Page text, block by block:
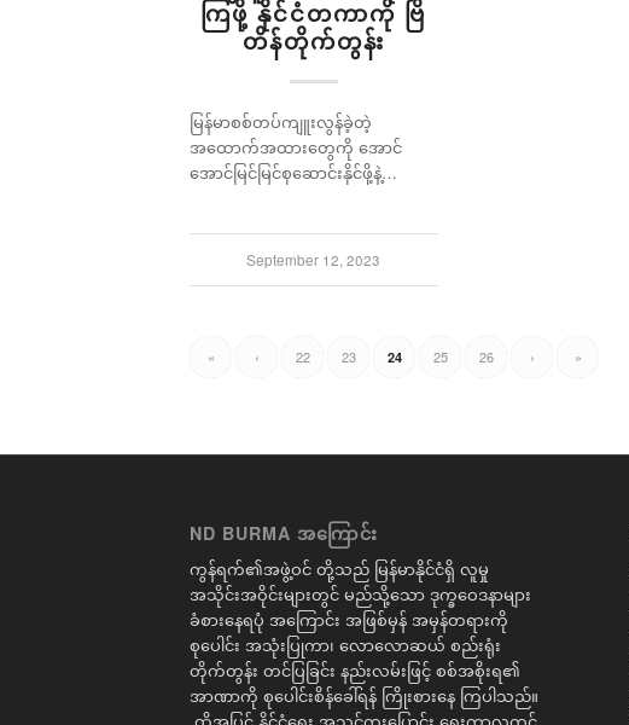
ကြဖို့ နိုင်ငံတကာကို ဗြိ
တိန်တိုက်တွန်း
မြန်မာစစ်တပ်ကျူးလွန်ခဲ့တဲ့
အထောက်အထားတွေကို အောင်
အောင်မြင်မြင်စုဆောင်းနိုင်ဖို့နဲ့…
September 12, 2023
« ‹ 22 23 24 25 26 › »
ND BURMA အကြောင်း
ကွန်ရက်၏အဖွဲ့ဝင် တို့သည် မြန်မာနိုင်ငံရှိ လူမှု
အသိုင်းအဝိုင်းများတွင် မည်သို့သော ဒုက္ခဝေဒနာများ
ခံစားနေရပုံ အကြောင်း အဖြစ်မှန် အမှန်တရားကို
စုပေါင်း အသုံးပြုကာ၊ လောလောဆယ် စည်းရုံး
တိုက်တွန်း တင်ပြခြင်း နည်းလမ်းဖြင့် စစ်အစိုးရ၏
အာဏာကို စုပေါင်းစိန်ခေါ်ရန် ကြိုးစားနေ ကြပါသည်။